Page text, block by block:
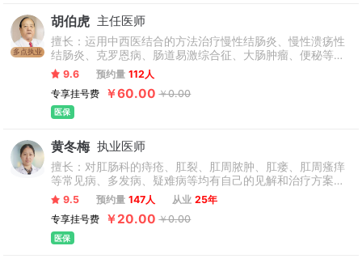
多点执业
胡伯虎 主任医师
擅长：运用中西医结合的方法治疗慢性结肠炎、慢性溃疡性
结肠炎、克罗恩病、肠道易激综合征、大肠肿瘤、便秘等疑
难疾病，擅长痔疮、肛瘘、肛裂、肛周脓肿、便秘等炎症性
肠道疾病，采用非手术疗法治疗肛肠疾病，无痛、无后遗
症，深受国内外患者欢迎，在临床、科研与教学中取得了诸
多成果。（只接诊18-70周岁患者，孕妇、产妇不接诊）
9.6 预约量 112人
专享挂号费
￥60.00 ￥0.00
医保
黄冬梅 执业医师
擅长：对肛肠科的痔疮、肛裂、肛周脓肿、肛瘘、肛周瘙痒
等常见病、多发病、疑难病等均有自己的见解和治疗方案。
尤其擅长运用微创术治疗肛肠疾病。（只接诊18-70周岁患
者，孕妇、产妇不接诊）
9.5 预约量 147人 从业 25年
专享挂号费
￥20.00 ￥0.00
医保